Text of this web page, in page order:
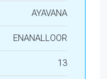
AYAVANA
ENANALLOOR
13